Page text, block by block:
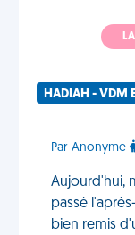
HADIAH - VDM
Par Anonyme
Aujourd'hui,
passé
bien remis